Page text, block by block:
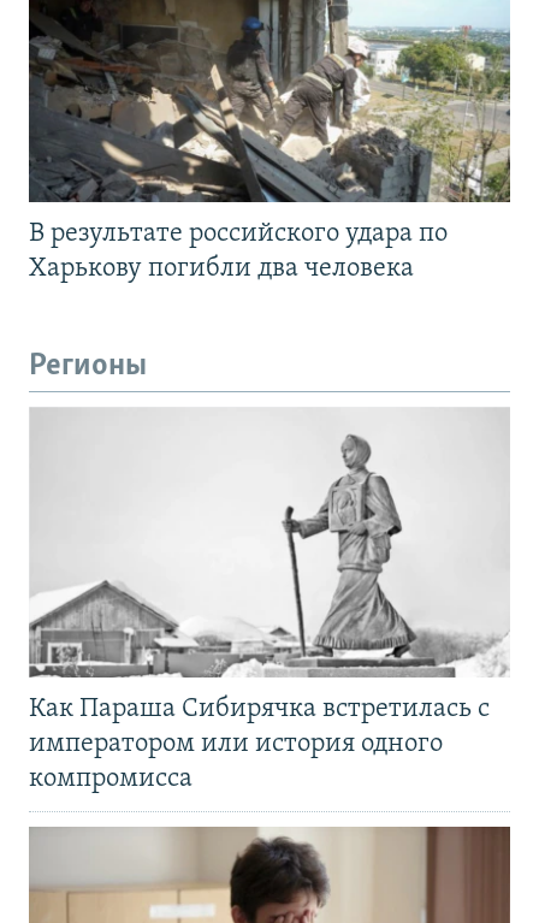
В результате российского удара по
Харькову погибли два человека
Регионы
Как Параша Сибирячка встретилась с
императором или история одного
компромисса